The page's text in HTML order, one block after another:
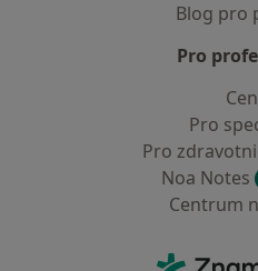
Blog pro
Pro
Pro
Pro
Noa Notes
Centrum